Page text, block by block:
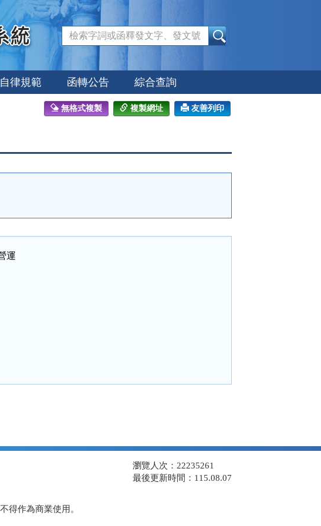
自律規範 函轉公告 綜合查詢
無格式複製 複製網址 友善列印
運
得作為商業使用。
瀏覽人次：22235261
最後更新時間：115.08.07